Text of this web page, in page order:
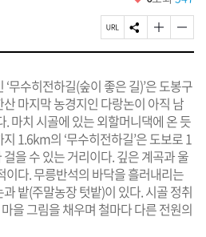
요
페
이
R
L
복
사
S
N
유
하
기
글
자
크
게
변
경
하
기
글
자
작
게
변
경
하
기
무수히전하길(숲이 좋은 길)’은 도봉구
마지막 농경지인 다랑논이 아직 남
마치 시골에 있는 외할머니댁에 온 듯
1.6km의 ‘무수히전하길’은 도보로 1
을 수 있는 거리이다. 깊은 계곡과 울
이다. 무릉반석의 바닥을 흘러내리는
밭(주말농장 텃밭)이 있다. 시골 정취
을 그림을 채우며 철마다 다른 전원의